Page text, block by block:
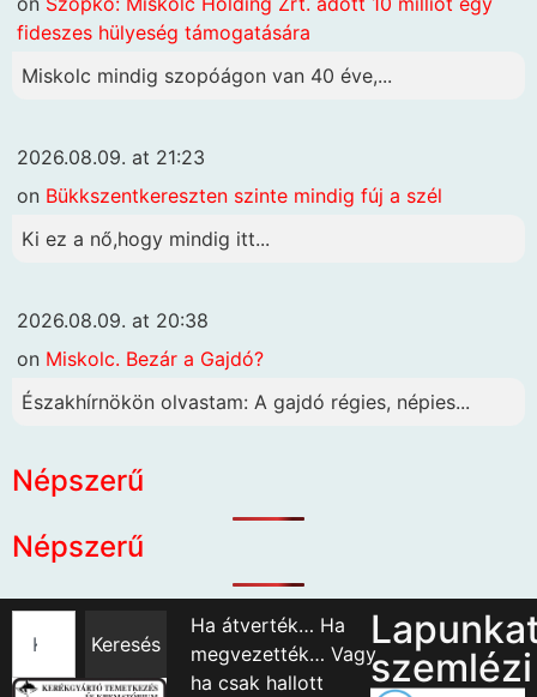
fideszes hülyeség támogatására
Miskolc mindig szopóágon van 40 éve,...
2026.08.09. at 21:23
on Bükkszentkereszten szinte mindig fúj a szél
Ki ez a nő,hogy mindig itt...
2026.08.09. at 20:38
on Miskolc. Bezár a Gajdó?
Északhírnökön olvastam: A gajdó régies, népies...
Népszerű
Népszerű
Keresés
Ha átverték… Ha
megvezették… Vagy
ha csak hallott
szemlézi